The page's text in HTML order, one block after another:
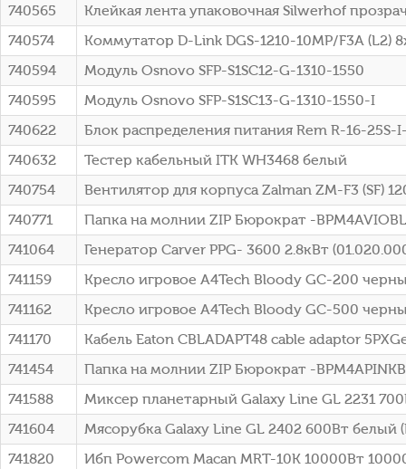
740565
Клейкая лента упаковочная Silwerhof
740574
Коммутатор D-Link DGS-1210-10MP/F3A (L2)
740594
Модуль Osnovo SFP-S1SC12-G-1310-1550
740595
Модуль Osnovo SFP-S1SC13-G-1310-1550-I
740622
Блок распределения питания Rem R-16-
740632
Тестер кабельный ITK WH3468 белый
740754
Вентилятор для корпуса Zalman ZM-F3 (SF)
740771
Папка на молнии ZIP Бюрократ -
741064
Генератор Carver PPG- 3600 2.8кВт
741159
Кресло игровое A4Tech Bloody GC-200
741162
Кресло игровое A4Tech Bloody GC-500
741170
Кабель Eaton CBLADAPT48 cable adaptor
741454
Папка на молнии ZIP Бюрократ -
741588
Миксер планетарный Galaxy Line GL 2231
741604
Мясорубка Galaxy Line GL 2402 600Вт белый
741820
Ибп Powercom Macan MRT-10K 10000Вт